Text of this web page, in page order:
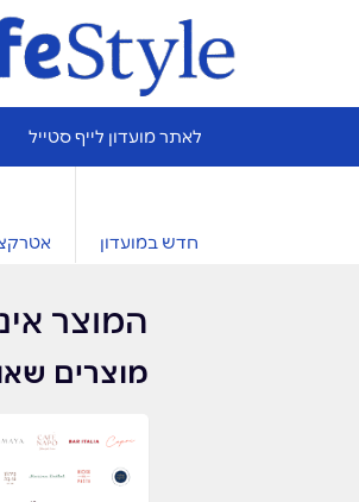
לאתר מועדון לייף סטייל
חדש במועדון
המוצר
מוצרים